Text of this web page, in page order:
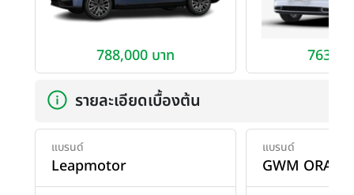
788,000 บาท
รายละเอียดเบื้องต้น
แบรนด์
Leapmotor
แบรนด์
GWM ORA